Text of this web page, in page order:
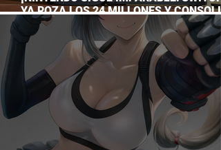
YA ROZA LOS 24 MILLONES Y
EL DOMINIO DE LA GRAN N